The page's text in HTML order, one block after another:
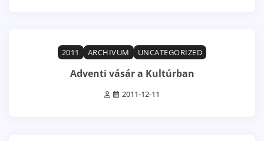
2011
ARCHIVUM UNCATEGORIZED
Adventi vásár a Kultúrban
2011-12-11